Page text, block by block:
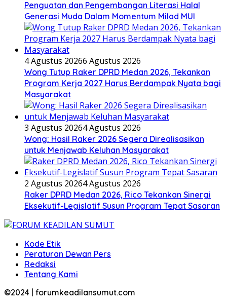
Penguatan dan Pengembangan Literasi Halal
Generasi Muda Dalam Momentum Milad MUI
4 Agustus 20266 Agustus 2026
Wong Tutup Raker DPRD Medan 2026, Tekankan
Program Kerja 2027 Harus Berdampak Nyata bagi
Masyarakat
3 Agustus 20264 Agustus 2026
Wong: Hasil Raker 2026 Segera Direalisasikan
untuk Menjawab Keluhan Masyarakat
2 Agustus 20264 Agustus 2026
Raker DPRD Medan 2026, Rico Tekankan Sinergi
Eksekutif-Legislatif Susun Program Tepat Sasaran
Kode Etik
Peraturan Dewan Pers
Redaksi
Tentang Kami
©2024 | forumkeadilansumut.com